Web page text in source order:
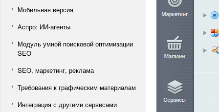
Мобильная версия
Аспро: ИИ-агенты
Модуль умной поисковой оптимизации
SEO
SEO, маркетинг, реклама
Требования к графическим материалам
Интеграция с другими сервисами